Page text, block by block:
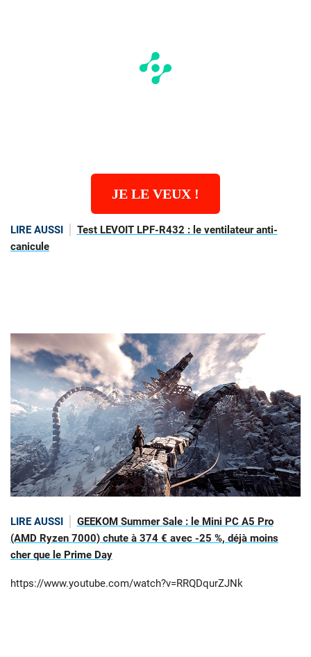
JE LE VEUX !
LIRE AUSSI
Test LEVOIT LPF-R432 : le ventilateur anti-
canicule
LIRE AUSSI
GEEKOM Summer Sale : le Mini PC A5 Pro
(AMD Ryzen 7000) chute à 374 € avec -25 %, déjà moins
cher que le Prime Day
https://www.youtube.com/watch?v=RRQDqurZJNk